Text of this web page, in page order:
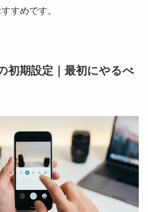
すめです。
初期設定｜最初にやるべ